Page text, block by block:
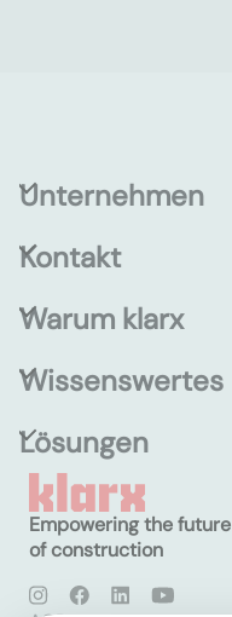
Unternehmen
Kontakt
Warum klarx
Wissenswertes
Lösungen
Empowering the future
of construction